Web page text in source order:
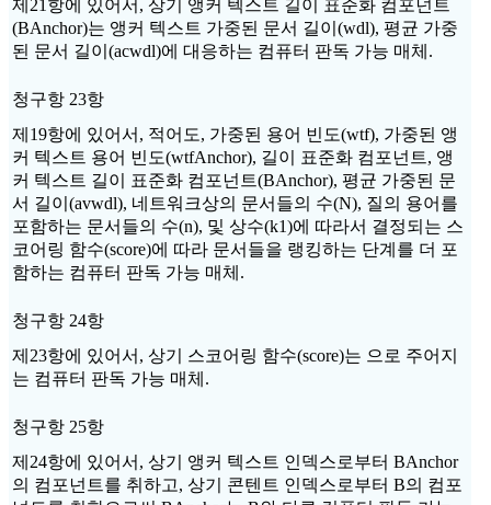
제21항에 있어서, 상기 앵커 텍스트 길이 표준화 컴포넌트
(BAnchor)는 앵커 텍스트 가중된 문서 길이(wdl), 평균 가중
된 문서 길이(acwdl)에 대응하는 컴퓨터 판독 가능 매체.
청구항 23항
제19항에 있어서, 적어도, 가중된 용어 빈도(wtf), 가중된 앵
커 텍스트 용어 빈도(wtfAnchor), 길이 표준화 컴포넌트, 앵
커 텍스트 길이 표준화 컴포넌트(BAnchor), 평균 가중된 문
서 길이(avwdl), 네트워크상의 문서들의 수(N), 질의 용어를
포함하는 문서들의 수(n), 및 상수(k1)에 따라서 결정되는 스
코어링 함수(score)에 따라 문서들을 랭킹하는 단계를 더 포
함하는 컴퓨터 판독 가능 매체.
청구항 24항
제23항에 있어서, 상기 스코어링 함수(score)는 으로 주어지
는 컴퓨터 판독 가능 매체.
청구항 25항
제24항에 있어서, 상기 앵커 텍스트 인덱스로부터 BAnchor
의 컴포넌트를 취하고, 상기 콘텐트 인덱스로부터 B의 컴포